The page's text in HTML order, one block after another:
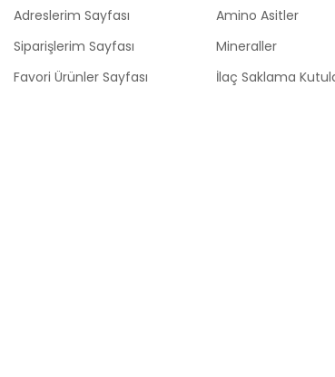
Adreslerim Sayfası
Siparişlerim Sayfası
Favori Ürünler Sayfası
Amino Asitler
Mineraller
İlaç Saklama